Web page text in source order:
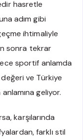
hasretle
adım gibi
ihtimaliyle
sonra tekrar
sportif anlamda
ve Türkiye
geliyor.
karşılarında
farklı stil